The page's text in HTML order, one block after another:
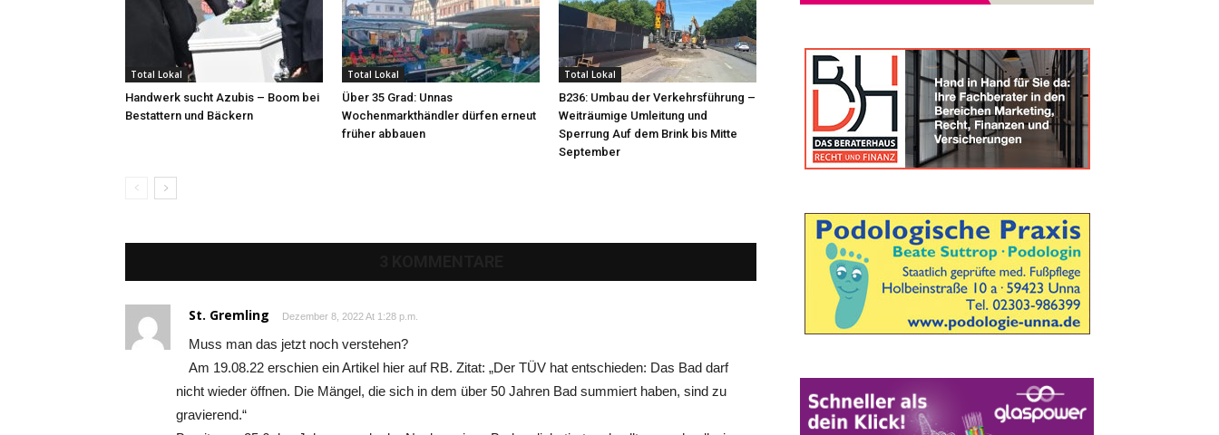
Total Lokal
Handwerk sucht Azubis – Boom bei
Bestattern und Bäckern
Total Lokal
Über 35 Grad: Unnas
Wochenmarkthändler dürfen erneut
früher abbauen
Total Lokal
B236: Umbau der Verkehrsführung –
Weiträumige Umleitung und
Sperrung Auf dem Brink bis Mitte
September
St. Gremling Dezember 8, 2022 At 1:28 p.m.
Muss man das jetzt noch verstehen?
Am 19.08.22 erschien ein Artikel hier auf RB. Zitat: „Der TÜV hat entschieden: Das Bad darf
nicht wieder öffnen. Die Mängel, die sich in dem über 50 Jahren Bad summiert haben, sind zu
gravierend.“